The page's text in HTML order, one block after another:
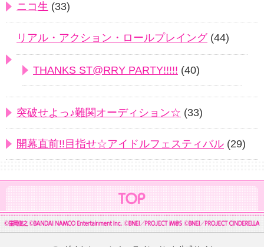
ニコ生 (33)
リアル・アクション・ロールプレイング(44)
THANKS ST@RRY PARTY!!!!! (40)
突破せよっ♪難関オーディション☆ (33)
開幕直前!!目指せ☆アイドルフェスティバル (29)